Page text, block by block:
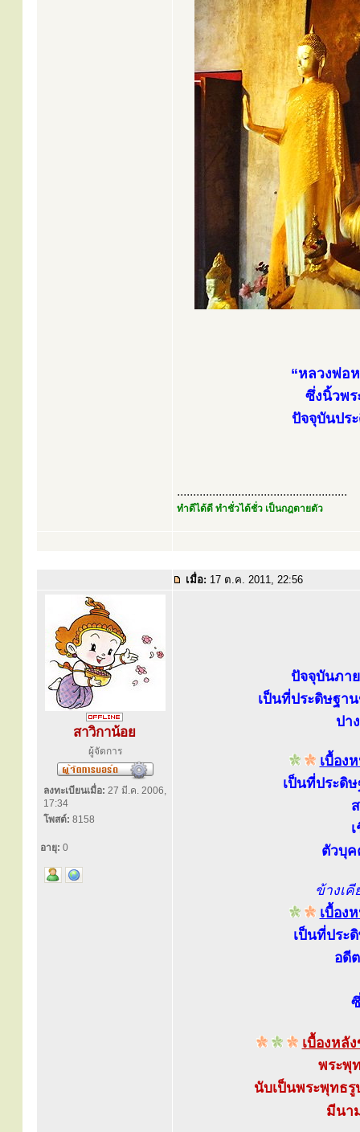
“หลวงพ่อ
ซึ่งนิ้วพร
ปัจจุบันปร
.....................................................
ทำดีได้ดี ทำชั่วได้ชั่ว เป็นกฎตายตัว
เมื่อ: 17 ต.ค. 2011, 22:56
สาวิกาน้อย
ผู้จัดการ
ลงทะเบียนเมื่อ: 27 มี.ค. 2006,
17:34
โพสต์: 8158
อายุ: 0
ปัจจุบันภา
เป็นที่ประดิษฐา
ปา
เบื้อง
เป็นที่ประดิ
ตัวบุค
ข้างเ
เบื้อง
เป็นที่ประ
อดี
เบื้องหลั
พระพุ
นับเป็นพระพุทธ
มีนา